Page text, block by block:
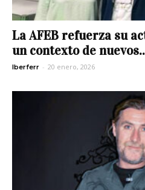
La AFEB refuerza su
un contexto de
Iberferr - 20 enero, 2026